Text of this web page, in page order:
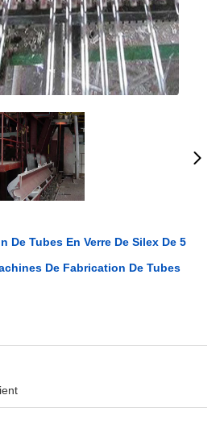
De Tubes En Verre De Silex De 5
De Fabrication De Tubes